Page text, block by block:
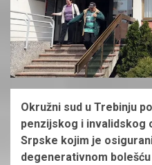
Okružni sud u Trebinju
penzijskog i invalidskog
Srpske kojim je
degenerativnom